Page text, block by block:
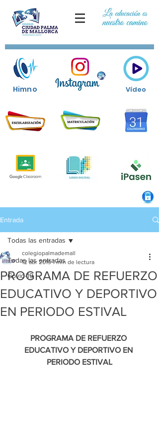
Himno Vídeo
Entrada
Todas las entradas
Covid-19
Todas las entradas
PROGRAMA DE REFUERZO
EDUCATIVO Y DEPORTIVO
EN PERIODO ESTIVAL
colegiopalmademall
12 abr 2019 1 min de lectura
PROGRAMA DE REFUERZO
EDUCATIVO Y DEPORTIVO EN
PERIODO ESTIVAL